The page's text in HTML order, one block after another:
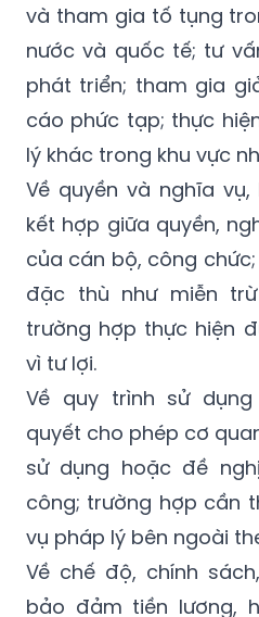
và tham gia tố tụng
nước và quốc tế; tư
phát triển; tham gia
cáo phức tạp; thực
lý khác trong khu vực
Về quyền và nghĩa
kết hợp giữa quyền,
của cán bộ, công
đặc thù như miễn
trường hợp thực hiện
vì tư lợi.
Về quy trình sử
quyết cho phép cơ
sử dụng hoặc đề
công; trường hợp cần
vụ pháp lý bên ngoài
Về chế độ, chính
bảo đảm tiền lương,